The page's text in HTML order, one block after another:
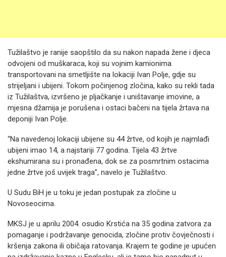
Tužilaštvo je ranije saopštilo da su nakon napada žene i djeca
odvojeni od muškaraca, koji su vojnim kamionima
transportovani na smetljište na lokaciji Ivan Polje, gdje su
strijeljani i ubijeni. Tokom počinjenog zločina, kako su rekli tada
iz Tužilaštva, izvršeno je pljačkanje i uništavanje imovine, a
mjesna džamija je porušena i ostaci bačeni na tijela žrtava na
deponiji Ivan Polje.
“Na navedenoj lokaciji ubijene su 44 žrtve, od kojih je najmlađi
ubijeni imao 14, a najstariji 77 godina. Tijela 43 žrtve
ekshumirana su i pronađena, dok se za posmrtnim ostacima
jedne žrtve još uvijek traga”, navelo je Tužilaštvo.
U Sudu BiH je u toku je jedan postupak za zločine u
Novoseocima.
MKSJ je u aprilu 2004. osudio Krstića na 35 godina zatvora za
pomaganje i podržavanje genocida, zločine protiv čovječnosti i
kršenja zakona ili običaja ratovanja. Krajem te godine je upućen